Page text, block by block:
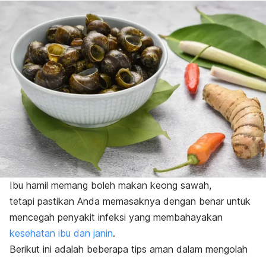
Ibu hamil memang boleh makan keong sawah,
tetapi pastikan Anda memasaknya dengan benar untuk
mencegah penyakit infeksi yang membahayakan
kesehatan ibu dan janin.
Berikut ini adalah beberapa tips aman dalam mengolah